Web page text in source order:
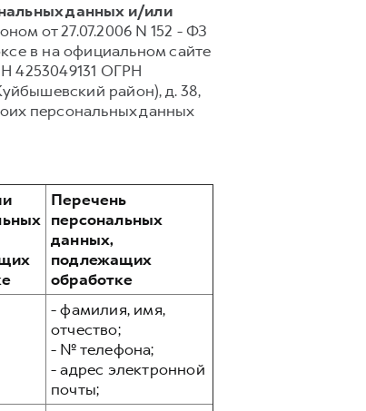
данных и/или
от 27.07.2006 N 152 - ФЗ
в на официальном сайте
4253049131 ОГРН
район), д. 38,
персональных данных
Перечень
персональных
данных,
подлежащих
обработке
- фамилия, имя,
отчество;
- № телефона;
- адрес электронной
почты;